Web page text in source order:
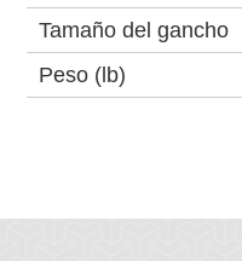
Tamaño del gancho
Peso (lb)